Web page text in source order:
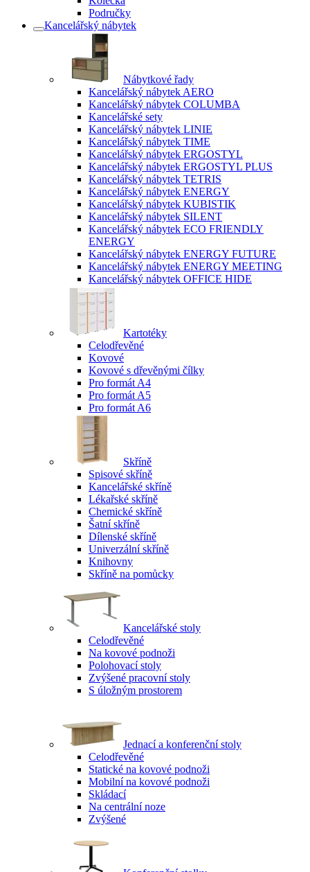
Područky
Kancelářský nábytek
Nábytkové řady
Kancelářský nábytek AERO
Kancelářský nábytek COLUMBA
Kancelářské sety
Kancelářský nábytek LINIE
Kancelářský nábytek TIME
Kancelářský nábytek ERGOSTYL
Kancelářský nábytek ERGOSTYL PLUS
Kancelářský nábytek TETRIS
Kancelářský nábytek ENERGY
Kancelářský nábytek KUBISTIK
Kancelářský nábytek SILENT
Kancelářský nábytek ECO FRIENDLY
ENERGY
Kancelářský nábytek ENERGY FUTURE
Kancelářský nábytek ENERGY MEETING
Kancelářský nábytek OFFICE HIDE
Kartotéky
Celodřevěné
Kovové
Kovové s dřevěnými čílky
Pro formát A4
Pro formát A5
Pro formát A6
Skříně
Spisové skříně
Kancelářské skříně
Lékařské skříně
Chemické skříně
Šatní skříně
Dílenské skříně
Univerzální skříně
Knihovny
Skříně na pomůcky
Kancelářské stoly
Celodřevěné
Na kovové podnoži
Polohovací stoly
Zvýšené pracovní stoly
S úložným prostorem
Jednací a konferenční stoly
Celodřevěné
Statické na kovové podnoži
Mobilní na kovové podnoži
Skládací
Na centrální noze
Zvýšené